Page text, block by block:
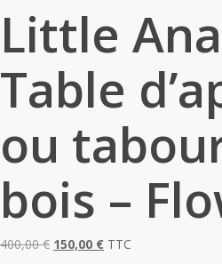
Little
Table
ou
bois –
400,00€ Le
150,00 € Le
TTC